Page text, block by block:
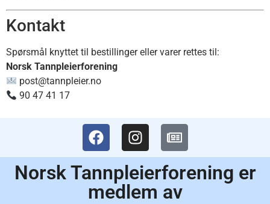
Kontakt
Spørsmål knyttet til bestillinger eller varer rettes til:
Norsk Tannpleierforening
post@tannpleier.no
90 47 41 17
Norsk Tannpleierforening er
medlem av